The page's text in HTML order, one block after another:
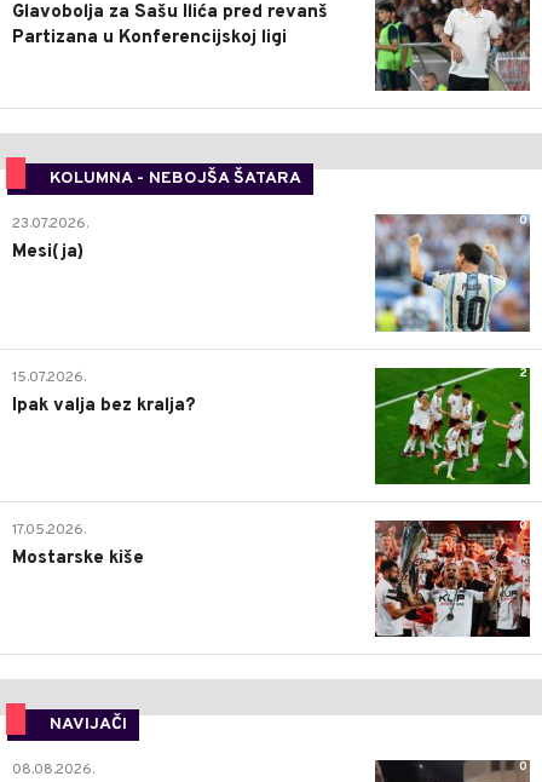
Glavobolja za Sašu Ilića pred revanš
Partizana u Konferencijskoj ligi
KOLUMNA - NEBOJŠA ŠATARA
0
23.07.2026.
Mesi(ja)
2
15.07.2026.
Ipak valja bez kralja?
0
17.05.2026.
Mostarske kiše
NAVIJAČI
0
08.08.2026.